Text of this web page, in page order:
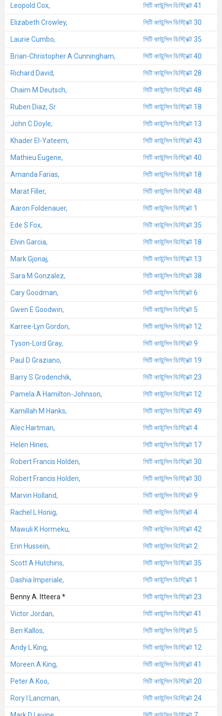
Leopold Cox, সিটি কাউন্সিল ডিস্ট্রিক্ট 41
Elizabeth Crowley, সিটি কাউন্সিল ডিস্ট্রিক্ট 30
Laurie Cumbo, সিটি কাউন্সিল ডিস্ট্রিক্ট 35
Brian-Christopher A Cunningham, সিটি কাউন্সিল ডিস্ট্রিক্ট 40
Richard David, সিটি কাউন্সিল ডিস্ট্রিক্ট 28
Chaim M Deutsch, সিটি কাউন্সিল ডিস্ট্রিক্ট 48
Ruben Diaz, Sr সিটি কাউন্সিল ডিস্ট্রিক্ট 18
John C Doyle, সিটি কাউন্সিল ডিস্ট্রিক্ট 13
Khader El-Yateem, সিটি কাউন্সিল ডিস্ট্রিক্ট 43
Mathieu Eugene, সিটি কাউন্সিল ডিস্ট্রিক্ট 40
Amanda Farias, সিটি কাউন্সিল ডিস্ট্রিক্ট 18
Marat Filler, সিটি কাউন্সিল ডিস্ট্রিক্ট 48
Aaron Foldenauer, সিটি কাউন্সিল ডিস্ট্রিক্ট 1
Ede S Fox, সিটি কাউন্সিল ডিস্ট্রিক্ট 35
Elvin Garcia, সিটি কাউন্সিল ডিস্ট্রিক্ট 18
Mark Gjonaj, সিটি কাউন্সিল ডিস্ট্রিক্ট 13
Sara M Gonzalez, সিটি কাউন্সিল ডিস্ট্রিক্ট 38
Cary Goodman, সিটি কাউন্সিল ডিস্ট্রিক্ট 6
Gwen E Goodwin, সিটি কাউন্সিল ডিস্ট্রিক্ট 5
Karree-Lyn Gordon, সিটি কাউন্সিল ডিস্ট্রিক্ট 12
Tyson-Lord Gray, সিটি কাউন্সিল ডিস্ট্রিক্ট 9
Paul D Graziano, সিটি কাউন্সিল ডিস্ট্রিক্ট 19
Barry S Grodenchik, সিটি কাউন্সিল ডিস্ট্রিক্ট 23
Pamela A Hamilton-Johnson, সিটি কাউন্সিল ডিস্ট্রিক্ট 12
Kamillah M Hanks, সিটি কাউন্সিল ডিস্ট্রিক্ট 49
Alec Hartman, সিটি কাউন্সিল ডিস্ট্রিক্ট 4
Helen Hines, সিটি কাউন্সিল ডিস্ট্রিক্ট 17
Robert Francis Holden, সিটি কাউন্সিল ডিস্ট্রিক্ট 30
Robert Francis Holden, সিটি কাউন্সিল ডিস্ট্রিক্ট 30
Marvin Holland, সিটি কাউন্সিল ডিস্ট্রিক্ট 9
Rachel L Honig, সিটি কাউন্সিল ডিস্ট্রিক্ট 4
Mawuli K Hormeku, সিটি কাউন্সিল ডিস্ট্রিক্ট 42
Erin Hussein, সিটি কাউন্সিল ডিস্ট্রিক্ট 2
Scott A Hutchins, সিটি কাউন্সিল ডিস্ট্রিক্ট 35
Dashia Imperiale, সিটি কাউন্সিল ডিস্ট্রিক্ট 1
Benny A. Itteera * সিটি কাউন্সিল ডিস্ট্রিক্ট 23
Victor Jordan, সিটি কাউন্সিল ডিস্ট্রিক্ট 41
Ben Kallos, সিটি কাউন্সিল ডিস্ট্রিক্ট 5
Andy L King, সিটি কাউন্সিল ডিস্ট্রিক্ট 12
Moreen A King, সিটি কাউন্সিল ডিস্ট্রিক্ট 41
Peter A Koo, সিটি কাউন্সিল ডিস্ট্রিক্ট 20
Rory I Lancman, সিটি কাউন্সিল ডিস্ট্রিক্ট 24